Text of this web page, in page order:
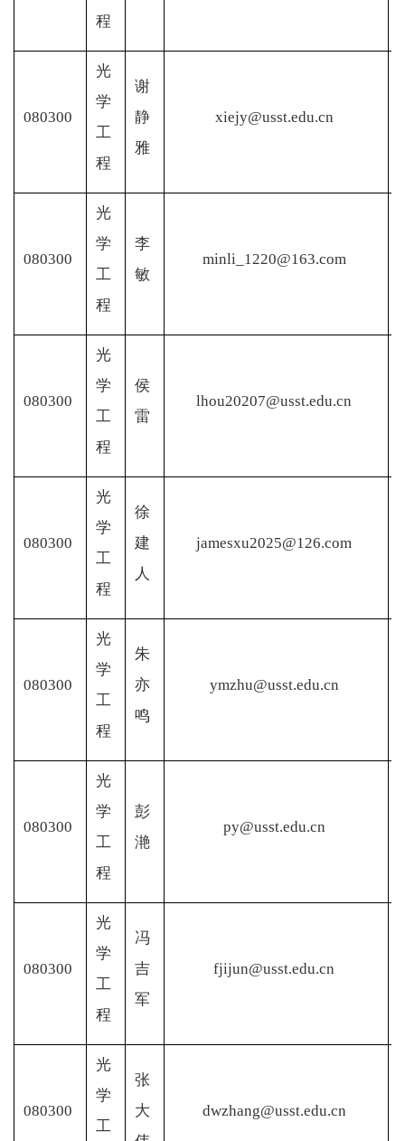
程
080300
光
学
工
程
谢
静
雅
xiejy@usst.edu.cn
080300
光
学
工
程
李
敏
minli_1220@163.com
080300
光
学
工
程
侯
雷
lhou20207@usst.edu.cn
080300
光
学
工
程
徐
建
人
jamesxu2025@126.com
080300
光
学
工
程
朱
亦
鸣
ymzhu@usst.edu.cn
080300
光
学
工
程
彭
滟
py@usst.edu.cn
080300
光
学
工
程
冯
吉
军
fjijun@usst.edu.cn
080300
光
学
工
张
大
dwzhang@usst.edu.cn